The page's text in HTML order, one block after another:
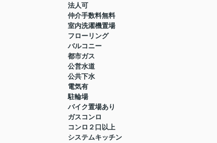
法人可
仲介手数料無料
室内洗濯機置場
フローリング
バルコニー
都市ガス
公営水道
公共下水
電気有
駐輪場
バイク置場あり
ガスコンロ
コンロ２口以上
システムキッチン